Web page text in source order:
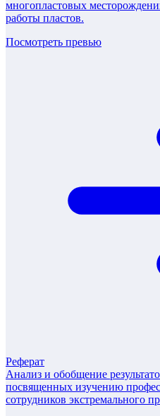
многопластовых
работы пластов.
Посмотреть превью
Реферат
Анализ и обобщение
посвященных изучению
сотрудников экстремального